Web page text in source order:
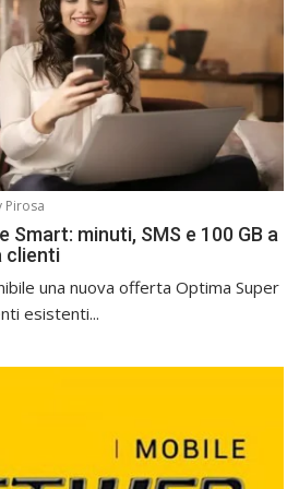
Pirosa
Smart: minuti, SMS e 100 GB a
clienti
una nuova offerta Optima Super
esistenti...